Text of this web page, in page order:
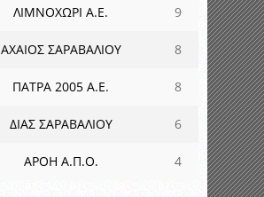
ΛΙΜΝΟΧΩΡΙ Α.Ε. 9
ΑΧΑΙΟΣ ΣΑΡΑΒΑΛΙΟΥ 8
ΠΑΤΡΑ 2005 Α.Ε. 8
ΔΙΑΣ ΣΑΡΑΒΑΛΙΟΥ 6
ΑΡΟΗ Α.Π.Ο. 4